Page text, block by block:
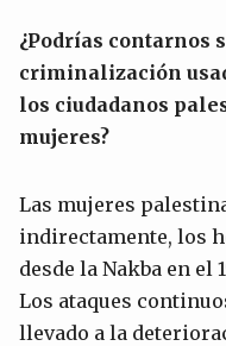
¿Podrías contarnos
criminalización
los ciudadanos
mujeres?
Las mujeres
indirectamente, los
desde la Nakba en el
Los ataques
llevado a la